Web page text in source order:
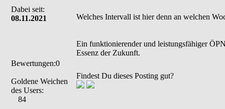
Dabei seit:
08.11.2021
Bewertungen:0
Goldene Weichen
des Users:
84
Welches Intervall ist hier denn an welchen
Ein funktionierender und leistungsfähiger
Essenz der Zukunft.
Findest Du dieses Posting gut?